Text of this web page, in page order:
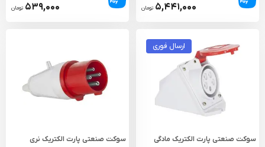
۵,۴۴۱,۰۰۰ تومان ۵۳۹,۰۰۰ تومان
ارسال فوری
سوکت صنعتی پارت الکتریک مادگی
سوکت صنعتی پارت الکتریک نری